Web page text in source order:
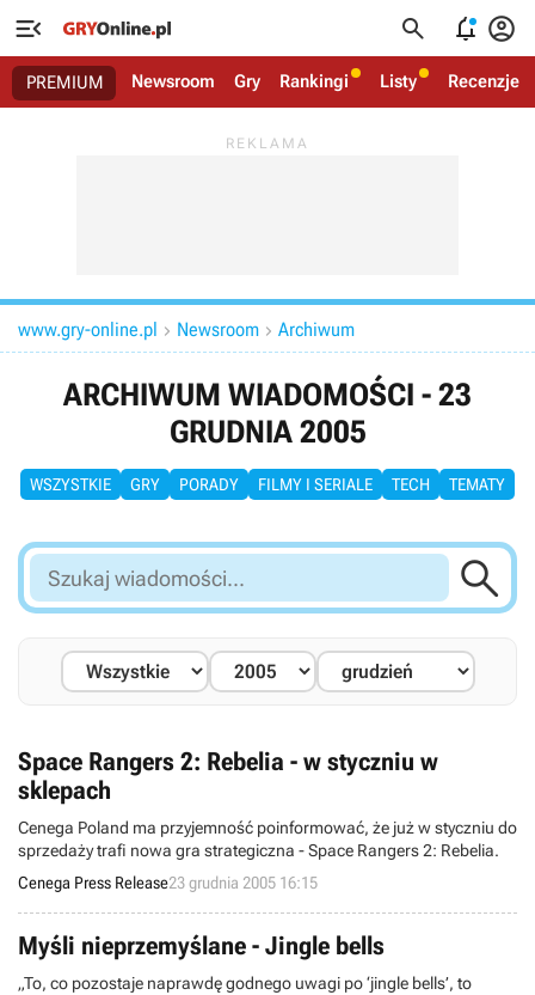
   
PREMIUM Newsroom Gry Rankingi Listy Recenzje
www.gry-online.pl  Newsroom  Archiwum
ARCHIWUM WIADOMOŚCI - 23
GRUDNIA 2005
WSZYSTKIE GRY PORADY FILMY I SERIALE TECH TEMATY
Szukaj
wiadomości...

Space Rangers 2: Rebelia - w styczniu w
sklepach
Cenega Poland ma przyjemność poinformować, że już w styczniu do
sprzedaży trafi nowa gra strategiczna - Space Rangers 2: Rebelia.
Cenega Press Release23 grudnia 2005 16:15
Myśli nieprzemyślane - Jingle bells
„To, co pozostaje naprawdę godnego uwagi po ‘jingle bells’, to